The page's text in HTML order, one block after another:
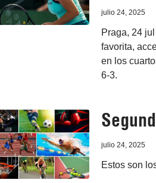
julio 24, 2025
Praga, 24
favorita,
en los
6-3.
julio 24, 2025
Estos son